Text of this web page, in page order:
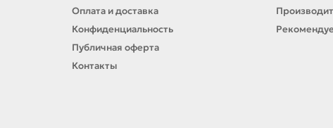
Оплата и доставка
Конфиденциальность
Публичная оферта
Контакты